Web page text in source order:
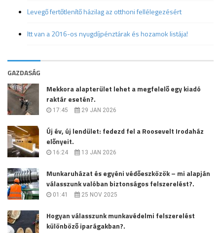
Levegő fertőtlenítő házilag az otthoni fellélegezésért
Itt van a 2016-os nyugdíjpénztárak és hozamok listája!
GAZDASÁG
Mekkora alapterület lehet a megfelelő egy kiadó
raktár esetén?.
17:45 29 JAN 2026
Új év, új lendület: fedezd fel a Roosevelt Irodaház
előnyeit.
16:24 13 JAN 2026
Munkaruházat és egyéni védőeszközök – mi alapján
válasszunk valóban biztonságos felszerelést?.
01:41 25 NOV 2025
Hogyan válasszunk munkavédelmi felszerelést
különböző iparágakban?.